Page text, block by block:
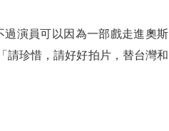
演員可以因為一部戲走進奧斯
請珍惜，請好好拍片，替台灣和